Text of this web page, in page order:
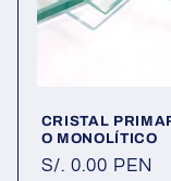
CRISTAL
O MONOLÍTICO
Precio
S/. 0.00 PEN